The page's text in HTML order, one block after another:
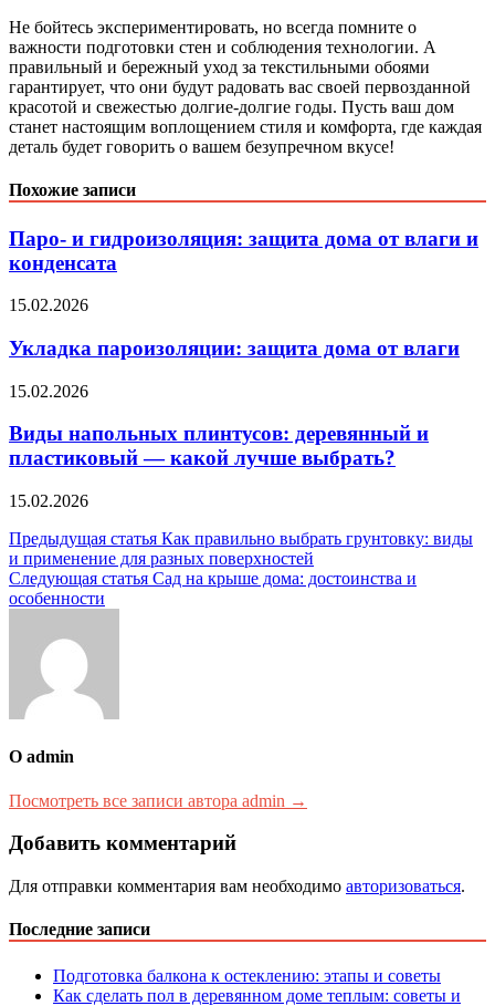
Не бойтесь экспериментировать, но всегда помните о
важности подготовки стен и соблюдения технологии. А
правильный и бережный уход за текстильными обоями
гарантирует, что они будут радовать вас своей первозданной
красотой и свежестью долгие-долгие годы. Пусть ваш дом
станет настоящим воплощением стиля и комфорта, где каждая
деталь будет говорить о вашем безупречном вкусе!
Похожие записи
Паро- и гидроизоляция: защита дома от влаги и
конденсата
15.02.2026
Укладка пароизоляции: защита дома от влаги
15.02.2026
Виды напольных плинтусов: деревянный и
пластиковый — какой лучше выбрать?
15.02.2026
Навигация
по
записям
Предыдущая статья Как правильно выбрать грунтовку: виды
и применение для разных поверхностей
Следующая статья Сад на крыше дома: достоинства и
особенности
О admin
Посмотреть все записи автора admin →
Добавить комментарий
Для отправки комментария вам необходимо авторизоваться.
Последние записи
Подготовка балкона к остеклению: этапы и советы
Как сделать пол в деревянном доме теплым: советы и